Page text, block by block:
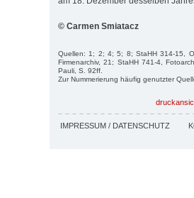
© Carmen Smiatacz
Quellen: 1; 2; 4; 5; 8; StaHH 314-15,
Firmenarchiv, 21; StaHH 741-4,
Pauli, S. 92ff.
Zur Nummerierung häufig genutzter
IMPRESSUM / DATENSCHUTZ